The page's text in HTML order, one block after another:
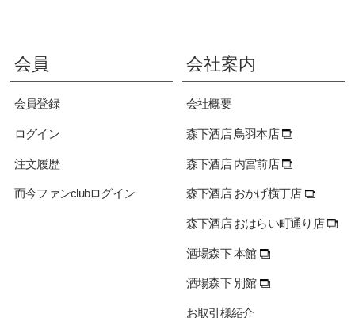
会員
会員登録
ログイン
注文履歴
而今ファンclubログイン
会社案内
会社概要
森下酒店 鳥羽本店
森下酒店 内宮前店
森下酒店 おかげ横丁店
森下酒店 おはらい町通り店
酒場森下 本館
酒場森下 別館
お取引様紹介